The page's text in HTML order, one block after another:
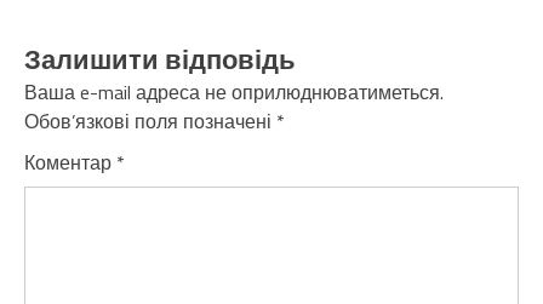
Залишити відповідь
Ваша e-mail адреса не оприлюднюватиметься.
Обов’язкові поля позначені *
Коментар *